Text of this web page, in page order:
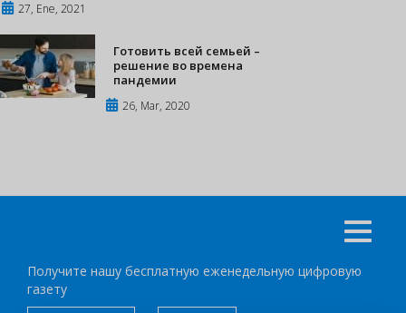
27, Ene, 2021
Готовить всей семьей –
решение во времена
пандемии
26, Mar, 2020
Получите нашу бесплатную еженедельную цифровую
газету